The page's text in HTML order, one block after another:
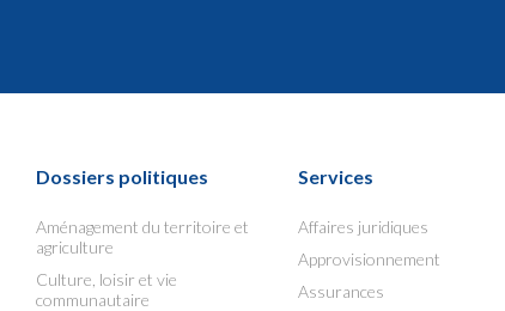
Dossiers politiques
Aménagement du territoire et
agriculture
Culture, loisir et vie
communautaire
Services
Affaires juridiques
Approvisionnement
Assurances